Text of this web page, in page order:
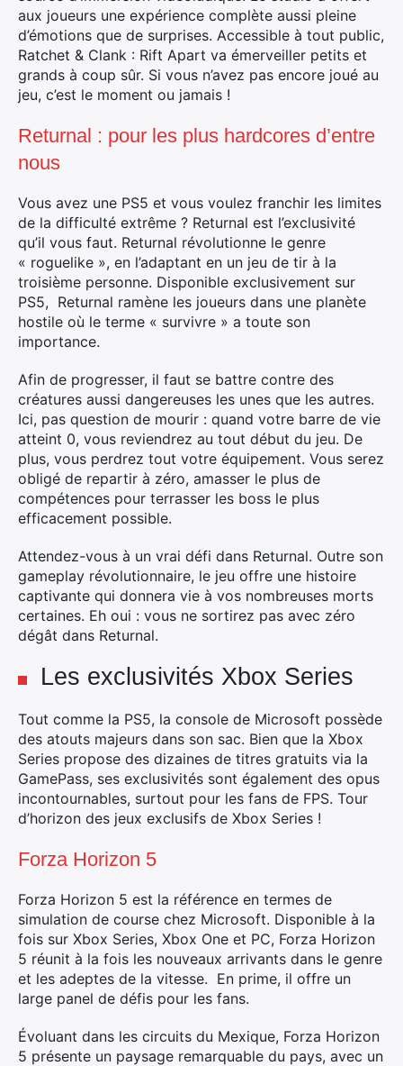
aux joueurs une expérience complète aussi pleine
d’émotions que de surprises. Accessible à tout public,
Ratchet & Clank : Rift Apart va émerveiller petits et
grands à coup sûr. Si vous n’avez pas encore joué au
jeu, c’est le moment ou jamais !
Returnal : pour les plus hardcores d’entre
nous
Vous avez une PS5 et vous voulez franchir les limites
de la difficulté extrême ? Returnal est l’exclusivité
qu’il vous faut. Returnal révolutionne le genre
« roguelike », en l’adaptant en un jeu de tir à la
troisième personne. Disponible exclusivement sur
PS5, Returnal ramène les joueurs dans une planète
hostile où le terme « survivre » a toute son
importance.
Afin de progresser, il faut se battre contre des
créatures aussi dangereuses les unes que les autres.
Ici, pas question de mourir : quand votre barre de vie
atteint 0, vous reviendrez au tout début du jeu. De
plus, vous perdrez tout votre équipement. Vous serez
obligé de repartir à zéro, amasser le plus de
compétences pour terrasser les boss le plus
efficacement possible.
Attendez-vous à un vrai défi dans Returnal. Outre son
gameplay révolutionnaire, le jeu offre une histoire
captivante qui donnera vie à vos nombreuses morts
certaines. Eh oui : vous ne sortirez pas avec zéro
dégât dans Returnal.
Les exclusivités Xbox Series
Tout comme la PS5, la console de Microsoft possède
des atouts majeurs dans son sac. Bien que la Xbox
Series propose des dizaines de titres gratuits via la
GamePass, ses exclusivités sont également des opus
incontournables, surtout pour les fans de FPS. Tour
d’horizon des jeux exclusifs de Xbox Series !
Forza Horizon 5
Forza Horizon 5 est la référence en termes de
simulation de course chez Microsoft. Disponible à la
fois sur Xbox Series, Xbox One et PC, Forza Horizon
5 réunit à la fois les nouveaux arrivants dans le genre
et les adeptes de la vitesse. En prime, il offre un
large panel de défis pour les fans.
Évoluant dans les circuits du Mexique, Forza Horizon
5 présente un paysage remarquable du pays, avec un